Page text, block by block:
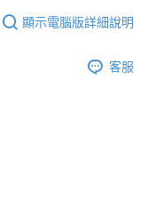
顯示電腦版詳細說明
客服